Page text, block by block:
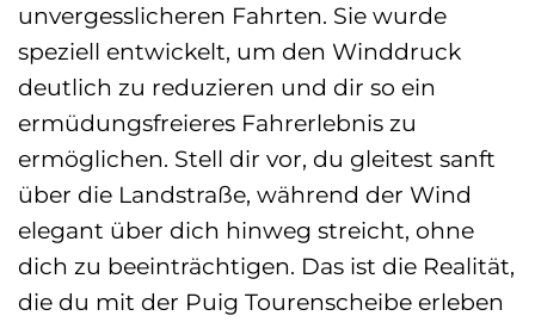
unvergesslicheren Fahrten. Sie wurde
speziell entwickelt, um den Winddruck
deutlich zu reduzieren und dir so ein
ermüdungsfreieres Fahrerlebnis zu
ermöglichen. Stell dir vor, du gleitest sanft
über die Landstraße, während der Wind
elegant über dich hinweg streicht, ohne
dich zu beeinträchtigen. Das ist die Realität,
die du mit der Puig Tourenscheibe erleben